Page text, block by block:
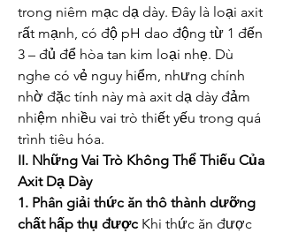
trong niêm mạc dạ dày. Đây là loại axit
rất mạnh, có độ pH dao động từ 1 đến
3 – đủ để hòa tan kim loại nhẹ. Dù
nghe có vẻ nguy hiểm, nhưng chính
nhờ đặc tính này mà axit dạ dày đảm
nhiệm nhiều vai trò thiết yếu trong quá
trình tiêu hóa.
II. Những Vai Trò Không Thể Thiếu Của
Axit Dạ Dày
1. Phân giải thức ăn thô thành dưỡng
chất hấp thụ được Khi thức ăn được